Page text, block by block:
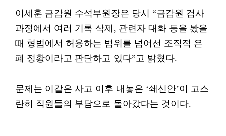
이세훈 금감원 수석부원장은 당시 “금감원 검사
과정에서 여러 기록 삭제, 관련자 대화 등을 봤을
때 형법에서 허용하는 범위를 넘어선 조직적 은
폐 정황이라고 판단하고 있다”고 밝혔다.
문제는 이같은 사고 이후 내놓은 ‘쇄신안’이 고스
란히 직원들의 부담으로 돌아갔다는 것이다.